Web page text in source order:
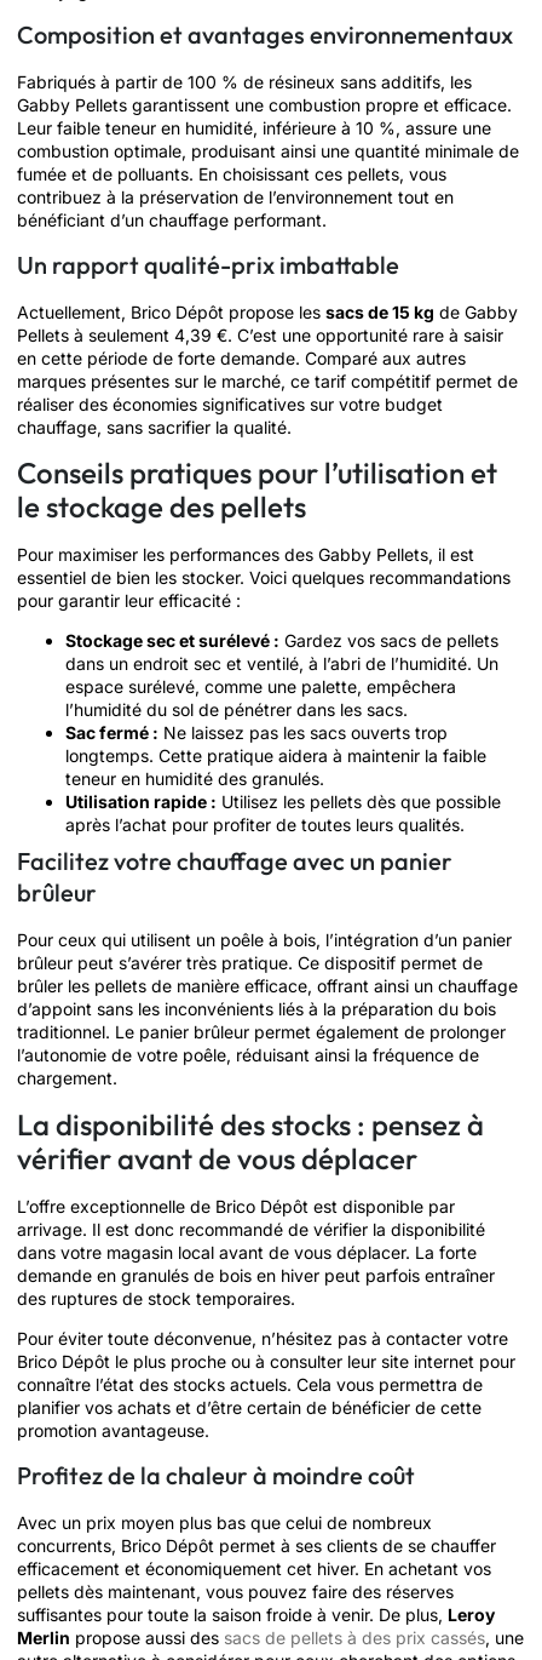
Composition et avantages environnementaux
Fabriqués à partir de 100 % de résineux sans additifs, les
Gabby Pellets garantissent une combustion propre et efficace.
Leur faible teneur en humidité, inférieure à 10 %, assure une
combustion optimale, produisant ainsi une quantité minimale de
fumée et de polluants. En choisissant ces pellets, vous
contribuez à la préservation de l’environnement tout en
bénéficiant d’un chauffage performant.
Un rapport qualité-prix imbattable
Actuellement, Brico Dépôt propose les sacs de 15 kg de Gabby
Pellets à seulement 4,39 €. C’est une opportunité rare à saisir
en cette période de forte demande. Comparé aux autres
marques présentes sur le marché, ce tarif compétitif permet de
réaliser des économies significatives sur votre budget
chauffage, sans sacrifier la qualité.
Conseils pratiques pour l’utilisation et
le stockage des pellets
Pour maximiser les performances des Gabby Pellets, il est
essentiel de bien les stocker. Voici quelques recommandations
pour garantir leur efficacité :
Stockage sec et surélevé : Gardez vos sacs de pellets
dans un endroit sec et ventilé, à l’abri de l’humidité. Un
espace surélevé, comme une palette, empêchera
l’humidité du sol de pénétrer dans les sacs.
Sac fermé : Ne laissez pas les sacs ouverts trop
longtemps. Cette pratique aidera à maintenir la faible
teneur en humidité des granulés.
Utilisation rapide : Utilisez les pellets dès que possible
après l’achat pour profiter de toutes leurs qualités.
Facilitez votre chauffage avec un panier
brûleur
Pour ceux qui utilisent un poêle à bois, l’intégration d’un panier
brûleur peut s’avérer très pratique. Ce dispositif permet de
brûler les pellets de manière efficace, offrant ainsi un chauffage
d’appoint sans les inconvénients liés à la préparation du bois
traditionnel. Le panier brûleur permet également de prolonger
l’autonomie de votre poêle, réduisant ainsi la fréquence de
chargement.
La disponibilité des stocks : pensez à
vérifier avant de vous déplacer
L’offre exceptionnelle de Brico Dépôt est disponible par
arrivage. Il est donc recommandé de vérifier la disponibilité
dans votre magasin local avant de vous déplacer. La forte
demande en granulés de bois en hiver peut parfois entraîner
des ruptures de stock temporaires.
Pour éviter toute déconvenue, n’hésitez pas à contacter votre
Brico Dépôt le plus proche ou à consulter leur site internet pour
connaître l’état des stocks actuels. Cela vous permettra de
planifier vos achats et d’être certain de bénéficier de cette
promotion avantageuse.
Profitez de la chaleur à moindre coût
Avec un prix moyen plus bas que celui de nombreux
concurrents, Brico Dépôt permet à ses clients de se chauffer
efficacement et économiquement cet hiver. En achetant vos
pellets dès maintenant, vous pouvez faire des réserves
suffisantes pour toute la saison froide à venir. De plus, Leroy
Merlin propose aussi des sacs de pellets à des prix cassés, une